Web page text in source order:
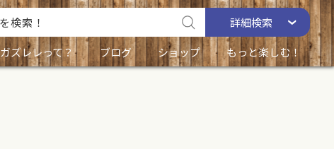
詳細検索
ガズレレって？ ブログ ショップ もっと楽しむ！